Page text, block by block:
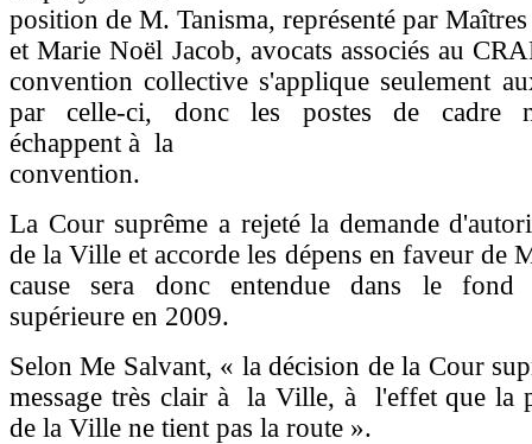
position de M. Tanisma, représenté par
et Marie Noël Jacob, avocats associés au
convention collective s'applique seulement
par celle-ci, donc les postes de cadre
échappent à la
convention.
La Cour suprême a rejeté la demande
de la Ville et accorde les dépens en faveur de
cause sera donc entendue dans le
supérieure en 2009.
Selon Me Salvant, « la décision de la Cour
message très clair à la Ville, à l'effet que la
de la Ville ne tient pas la route ».